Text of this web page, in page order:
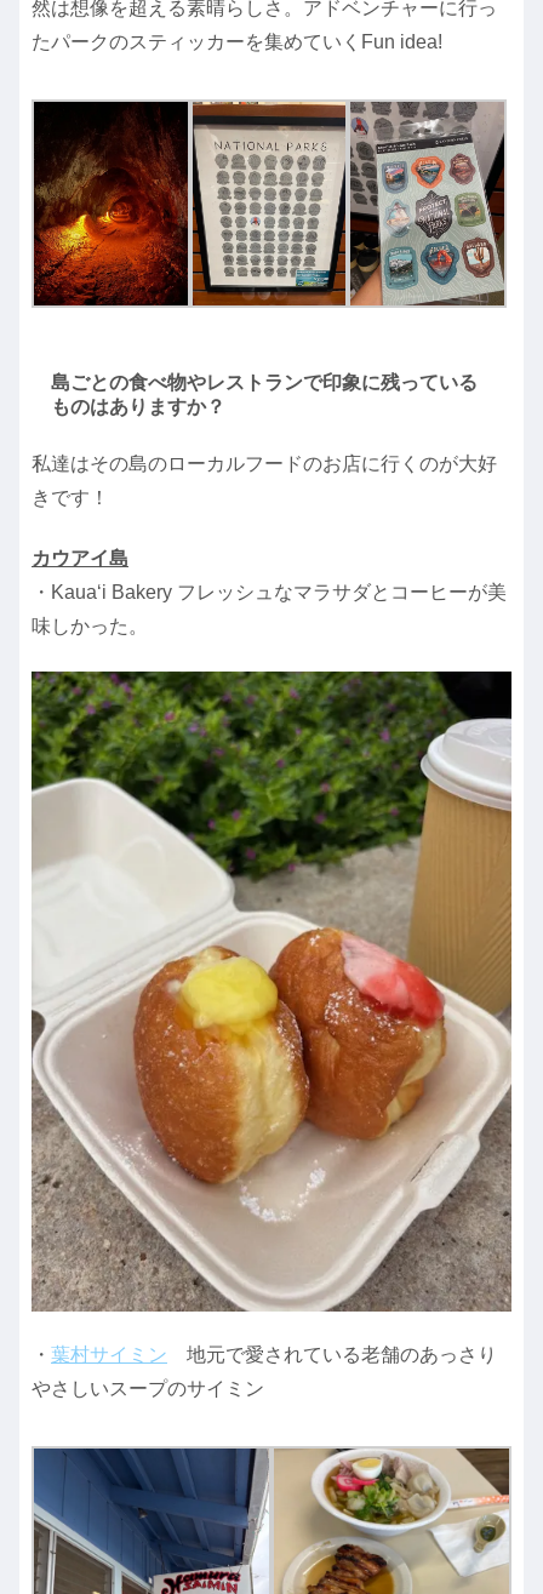
然は想像を超える素晴らしさ。アドベンチャーに行っ
たパークのスティッカーを集めていくFun idea!
島ごとの食べ物やレストランで印象に残っている
ものはありますか？
私達はその島のローカルフードのお店に行くのが大好
きです！
カウアイ島
・Kaua‘i Bakery フレッシュなマラサダとコーヒーが美
味しかった。
・ 葉村サイミン 地元で愛されている老舗のあっさり
やさしいスープのサイミン